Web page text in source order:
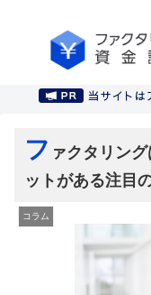
フ ァクタリン
ットがある注目
コラム